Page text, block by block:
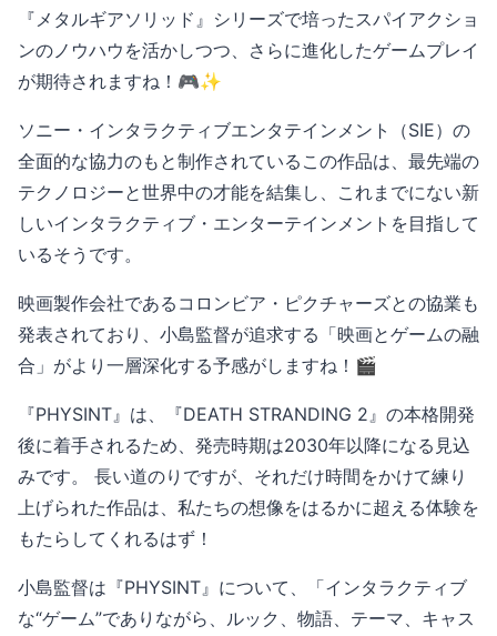
『メタルギアソリッド』シリーズで培ったスパイアクショ
ンのノウハウを活かしつつ、さらに進化したゲームプレイ
が期待されますね！🎮✨
ソニー・インタラクティブエンタテインメント（SIE）の
全面的な協力のもと制作されているこの作品は、最先端の
テクノロジーと世界中の才能を結集し、これまでにない新
しいインタラクティブ・エンターテインメントを目指して
いるそうです。
映画製作会社であるコロンビア・ピクチャーズとの協業も
発表されており、小島監督が追求する「映画とゲームの融
合」がより一層深化する予感がしますね！🎬
『PHYSINT』は、『DEATH STRANDING 2』の本格開発
後に着手されるため、発売時期は2030年以降になる見込
みです。 長い道のりですが、それだけ時間をかけて練り
上げられた作品は、私たちの想像をはるかに超える体験を
もたらしてくれるはず！
小島監督は『PHYSINT』について、「インタラクティブ
な“ゲーム”でありながら、ルック、物語、テーマ、キャス